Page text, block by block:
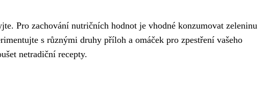
Pro zachování nutričních hodnot je vhodné konzumovat zeleninu
s různými druhy příloh a omáček pro zpestření vašeho
netradiční recepty.